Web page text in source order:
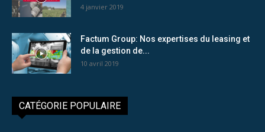
4 janvier 2019
Factum Group: Nos expertises du leasing et
de la gestion de...
10 avril 2019
CATÉGORIE POPULAIRE